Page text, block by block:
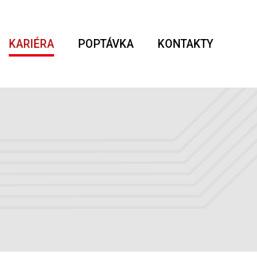
KARIÉRA POPTÁVKA KONTAKTY